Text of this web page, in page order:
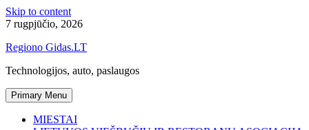
Skip to content
7 rugpjūčio, 2026
Regiono Gidas.LT
Technologijos, auto, paslaugos
Primary Menu
MIESTAI